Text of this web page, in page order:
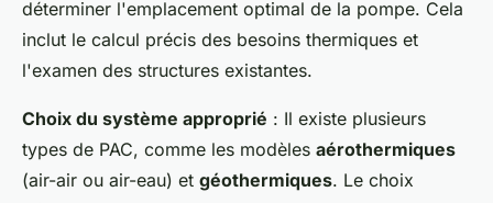
déterminer l'emplacement optimal de la pompe. Cela
inclut le calcul précis des besoins thermiques et
l'examen des structures existantes.
Choix du système approprié : Il existe plusieurs
types de PAC, comme les modèles aérothermiques
(air-air ou air-eau) et géothermiques. Le choix